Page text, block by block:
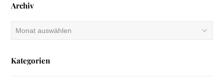
Archiv
Archiv
Kategorien